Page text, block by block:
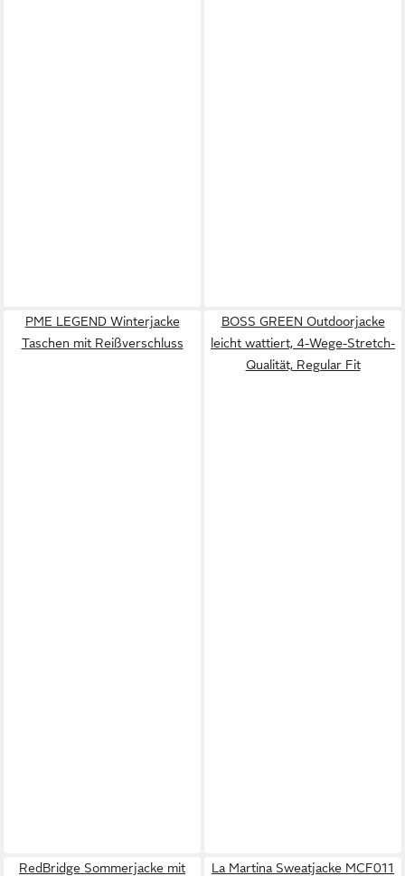
PME LEGEND Winterjacke
Taschen mit Reißverschluss
BOSS GREEN Outdoorjacke
leicht wattiert, 4-Wege-Stretch-
Qualität, Regular Fit
RedBridge Sommerjacke mit
La Martina Sweatjacke MCF011